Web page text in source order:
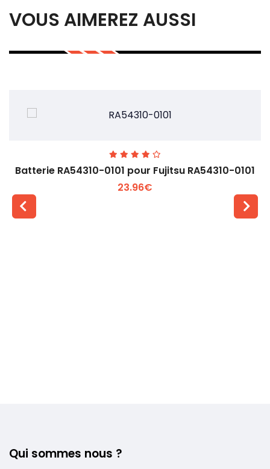
VOUS AIMEREZ AUSSI
Batterie RA54310-0101 pour Fujitsu RA54310-0101
23.96€
Qui sommes nous ?